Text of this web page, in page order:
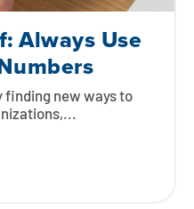
Always Use
finding new ways to